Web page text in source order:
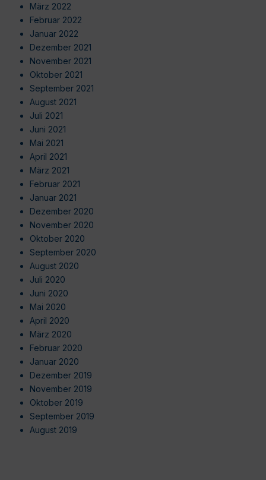
März 2022
Februar 2022
Januar 2022
Dezember 2021
November 2021
Oktober 2021
September 2021
August 2021
Juli 2021
Juni 2021
Mai 2021
April 2021
März 2021
Februar 2021
Januar 2021
Dezember 2020
November 2020
Oktober 2020
September 2020
August 2020
Juli 2020
Juni 2020
Mai 2020
April 2020
März 2020
Februar 2020
Januar 2020
Dezember 2019
November 2019
Oktober 2019
September 2019
August 2019